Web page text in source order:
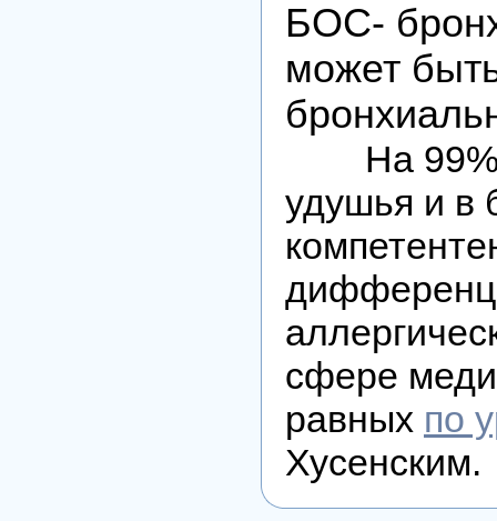
БОС-
может
На 99%
удушья и в
сфере
равных по
Хусенским.